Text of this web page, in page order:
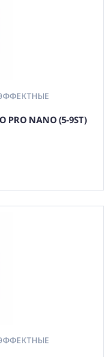
NANO (5-9ST)